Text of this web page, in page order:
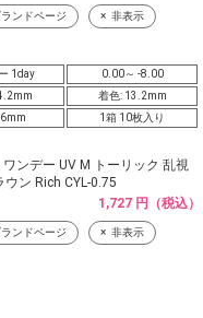
ランドページ 非表示
1day
0.00～ -8.00
着色: 13.2mm
1箱 10枚入り
ンデー UV M トーリック 乱視
ウン Rich CYL-0.75
1,727 円（税込）
ランドページ 非表示